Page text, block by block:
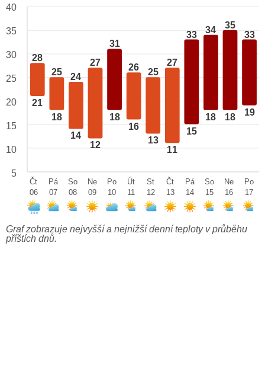
28
21
25
18
24
14
27
12
31
18
26
16
25
13
27
11
33
15
34
18
35
18
33
19
40
35
30
25
20
15
10
5
Čt
06
Pá
07
So
08
Ne
09
Po
10
Út
11
St
12
Čt
13
Pá
14
So
15
Ne
16
Po
17
Graf zobrazuje nejvyšší a nejnižší denní teploty v průběhu
příštích dnů.